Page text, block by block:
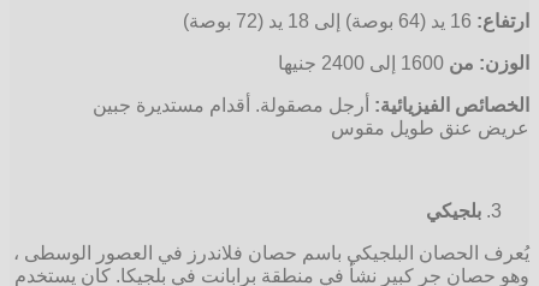
ارتفاع:
الوزن: من
الخصائص الفيزيائية: أرجل مصقولة. أقدام مستديرة جبين
عريض عنق طويل مقوس
بلجيكي
يُعرف الحصان البلجيكي باسم حصان فلاندرز في العصور الوسطى ،
وهو حصان جر كبير نشأ في منطقة برابانت في بلجيكا. كان يستخدم